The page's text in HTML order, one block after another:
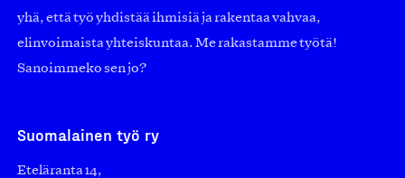
yhä, että työ yhdistää ihmisiä ja rakentaa vahvaa,
elinvoimaista yhteiskuntaa. Me rakastamme työtä!
Sanoimmeko sen jo?
Suomalainen työ ry
Eteläranta 14,